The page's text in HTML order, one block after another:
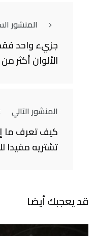
المنشور
جزيء واحد فقط
الألوان أكثر
المنشور التالي
كيف تعرف ما
تشتريه مفيدًا
قد يعجبك أيضا